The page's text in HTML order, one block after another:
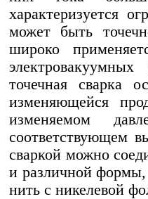
характеризуется
может быть
широко
точечная сварка
изменяющейся
изменяемом
соответствующем
сваркой можно
и различной формы,
нить с никелевой